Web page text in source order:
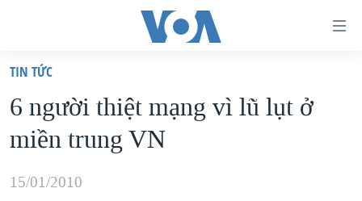
truy
cập
Tới
dung
VIỆT NAM
HOA KỲ
BIỂN ĐÔNG
TIN TỨC
6 người thiệt mạng vì lũ lụt ở
miền trung VN
15/01/2010